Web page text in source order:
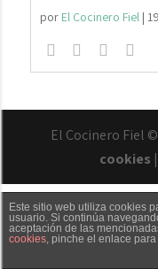
por El Cocinero Fiel|
El Cocinero Fiel
cookies |
Txaber Allué
Este sitio web utiliza cookies
usuario. Si continúa
aceptación de las
cookies, pinche el enlace